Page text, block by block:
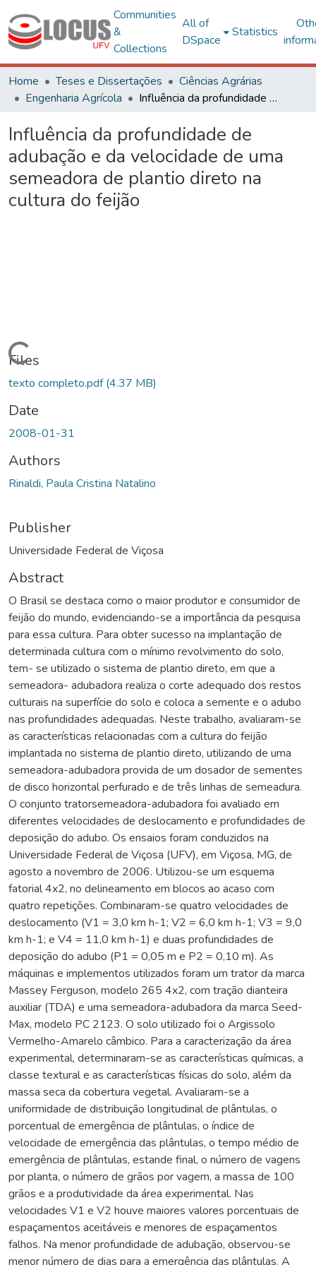
Communities
&
Collections
All of
DSpace
Statistics
Home Teses e Dissertações
Ciências Agrárias
Engenharia Agrícola
Influência da profundidade de adubação e da velocidade de uma semeadora de plantio direto na cultura do feijão
Influência da profundidade de
adubação e da velocidade de uma
semeadora de plantio direto na
cultura do feijão
Files
texto completo.pdf(4.37 MB)
Date
2008-01-31
Authors
Rinaldi, Paula Cristina Natalino
Publisher
Universidade Federal de Viçosa
Abstract
O Brasil se destaca como o maior produtor e consumidor de
feijão do mundo, evidenciando-se a importância da pesquisa
para essa cultura. Para obter sucesso na implantação de
determinada cultura com o mínimo revolvimento do solo,
tem- se utilizado o sistema de plantio direto, em que a
semeadora- adubadora realiza o corte adequado dos restos
culturais na superfície do solo e coloca a semente e o adubo
nas profundidades adequadas. Neste trabalho, avaliaram-se
as características relacionadas com a cultura do feijão
implantada no sistema de plantio direto, utilizando de uma
semeadora-adubadora provida de um dosador de sementes
de disco horizontal perfurado e de três linhas de semeadura.
O conjunto tratorsemeadora-adubadora foi avaliado em
diferentes velocidades de deslocamento e profundidades de
deposição do adubo. Os ensaios foram conduzidos na
Universidade Federal de Viçosa (UFV), em Viçosa, MG, de
agosto a novembro de 2006. Utilizou-se um esquema
fatorial 4x2, no delineamento em blocos ao acaso com
quatro repetições. Combinaram-se quatro velocidades de
deslocamento (V1 = 3,0 km h-1; V2 = 6,0 km h-1; V3 = 9,0
km h-1; e V4 = 11,0 km h-1) e duas profundidades de
deposição do adubo (P1 = 0,05 m e P2 = 0,10 m). As
máquinas e implementos utilizados foram um trator da marca
Massey Ferguson, modelo 265 4x2, com tração dianteira
auxiliar (TDA) e uma semeadora-adubadora da marca Seed-
Max, modelo PC 2123. O solo utilizado foi o Argissolo
Vermelho-Amarelo câmbico. Para a caracterização da área
experimental, determinaram-se as características químicas, a
classe textural e as características físicas do solo, além da
massa seca da cobertura vegetal. Avaliaram-se a
uniformidade de distribuição longitudinal de plântulas, o
porcentual de emergência de plântulas, o índice de
velocidade de emergência das plântulas, o tempo médio de
emergência de plântulas, estande final, o número de vagens
por planta, o número de grãos por vagem, a massa de 100
grãos e a produtividade da área experimental. Nas
velocidades V1 e V2 houve maiores valores porcentuais de
espaçamentos aceitáveis e menores de espaçamentos
falhos. Na menor profundidade de adubação, observou-se
menor número de dias para a emergência das plântulas. A